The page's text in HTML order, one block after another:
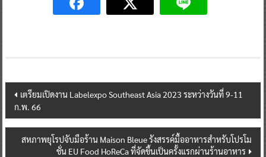
Post
navigation
เตรียมเปิดงาน Labelexpo Southeast Asia 2023 ระหว่างวันที่ 9-11
ก.พ. 66
สหภาพยุโรปจับมือร้าน Maison Bleue รังสรรค์มื้ออาหารสำหรับโปรโม
ชั่น EU Food HoReCa ที่จัดขึ้นเป็นครั้งแรกผ่านร้านอาหาร